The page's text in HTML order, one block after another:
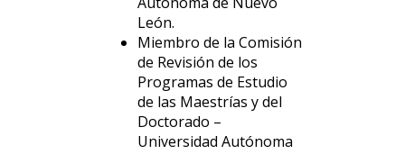
León.
Miembro de la Comisión
de Revisión de los
Programas de Estudio
de las Maestrías y del
Doctorado –
Universidad Autónoma